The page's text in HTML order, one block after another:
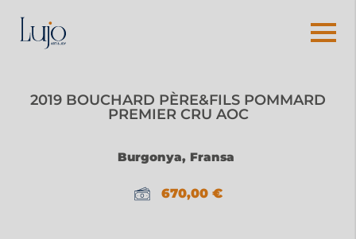
2019 BOUCHARD PÈRE&FILS POMMARD
PREMIER CRU AOC
Burgonya, Fransa
670,00 €